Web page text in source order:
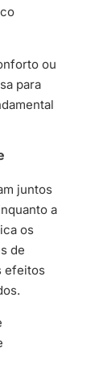
ou
para
juntos
a
os
de
efeitos